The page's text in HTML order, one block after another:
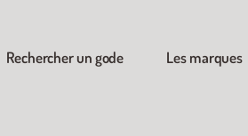
Rechercher un gode Les marques